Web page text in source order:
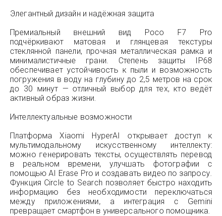
Элегантный дизайн и надёжная защита
Премиальный внешний вид Poco F7 Pro
подчёркивают матовая и глянцевая текстуры
стеклянной панели, прочная металлическая рамка и
минималистичные грани. Степень защиты IP68
обеспечивает устойчивость к пыли и возможность
погружения в воду на глубину до 2,5 метров на срок
до 30 минут — отличный выбор для тех, кто ведёт
активный образ жизни.
Интеллектуальные возможности
Платформа Xiaomi HyperAI открывает доступ к
мультимодальному искусственному интеллекту:
можно генерировать тексты, осуществлять перевод
в реальном времени, улучшать фотографии с
помощью AI Erase Pro и создавать видео по запросу.
Функция Circle to Search позволяет быстро находить
информацию без необходимости переключаться
между приложениями, а интеграция с Gemini
превращает смартфон в универсального помощника.